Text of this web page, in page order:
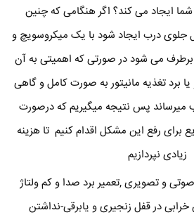
ایجاد می کند؟ اگر هنگامی که چنین
جلوی درب ایجاد شود با یک میکروسویچ و
می شود در صورتی که اهمیتی به آن
برد تغذیه مانیتور به صورت کامل و گاهی
میرساند پس نتیجه میگیریم که درصورت
برای رفع این مشکل اقدام کنیم تا هزینه
زیادی نپردازیم
و تصویری ,تعمیر برد صدا و کم ولتاژ
خرابی در قفل زنجیری و یابرقی-نداشتن